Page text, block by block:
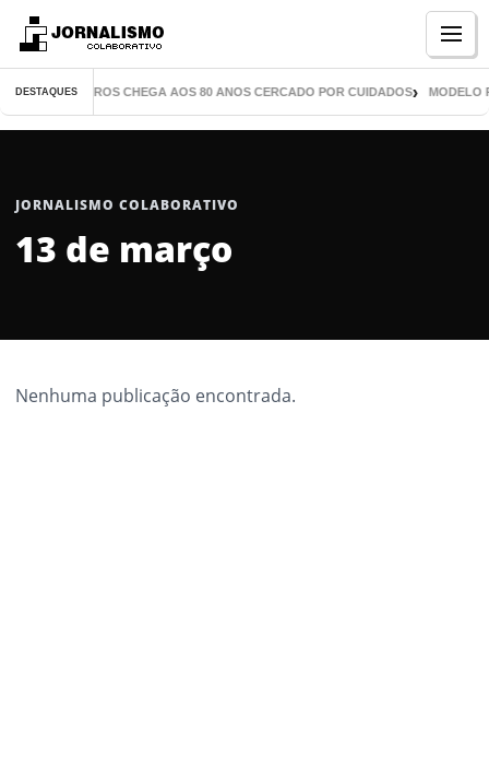
DESTAQUES
DE MIL LIVROS CHEGA AOS 80 ANOS CERCADO POR CUIDADOS MODELO
JORNALISMO COLABORATIVO
13 de março
Nenhuma publicação encontrada.